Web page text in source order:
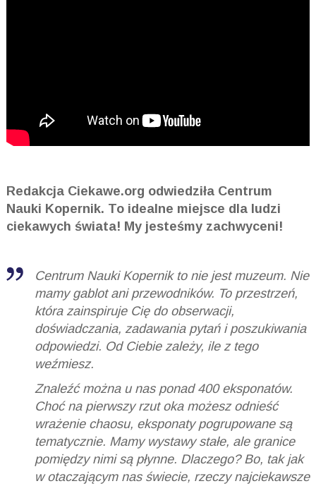
Redakcja Ciekawe.org odwiedziła Centrum
Nauki Kopernik. To idealne miejsce dla ludzi
ciekawych świata! My jesteśmy zachwyceni!
Centrum Nauki Kopernik to nie jest muzeum. Nie
mamy gablot ani przewodników. To przestrzeń,
która zainspiruje Cię do obserwacji,
doświadczania, zadawania pytań i poszukiwania
odpowiedzi. Od Ciebie zależy, ile z tego
weźmiesz.
Znaleźć można u nas ponad 400 eksponatów.
Choć na pierwszy rzut oka możesz odnieść
wrażenie chaosu, eksponaty pogrupowane są
tematycznie. Mamy wystawy stałe, ale granice
pomiędzy nimi są płynne. Dlaczego? Bo, tak jak
w otaczającym nas świecie, rzeczy najciekawsze